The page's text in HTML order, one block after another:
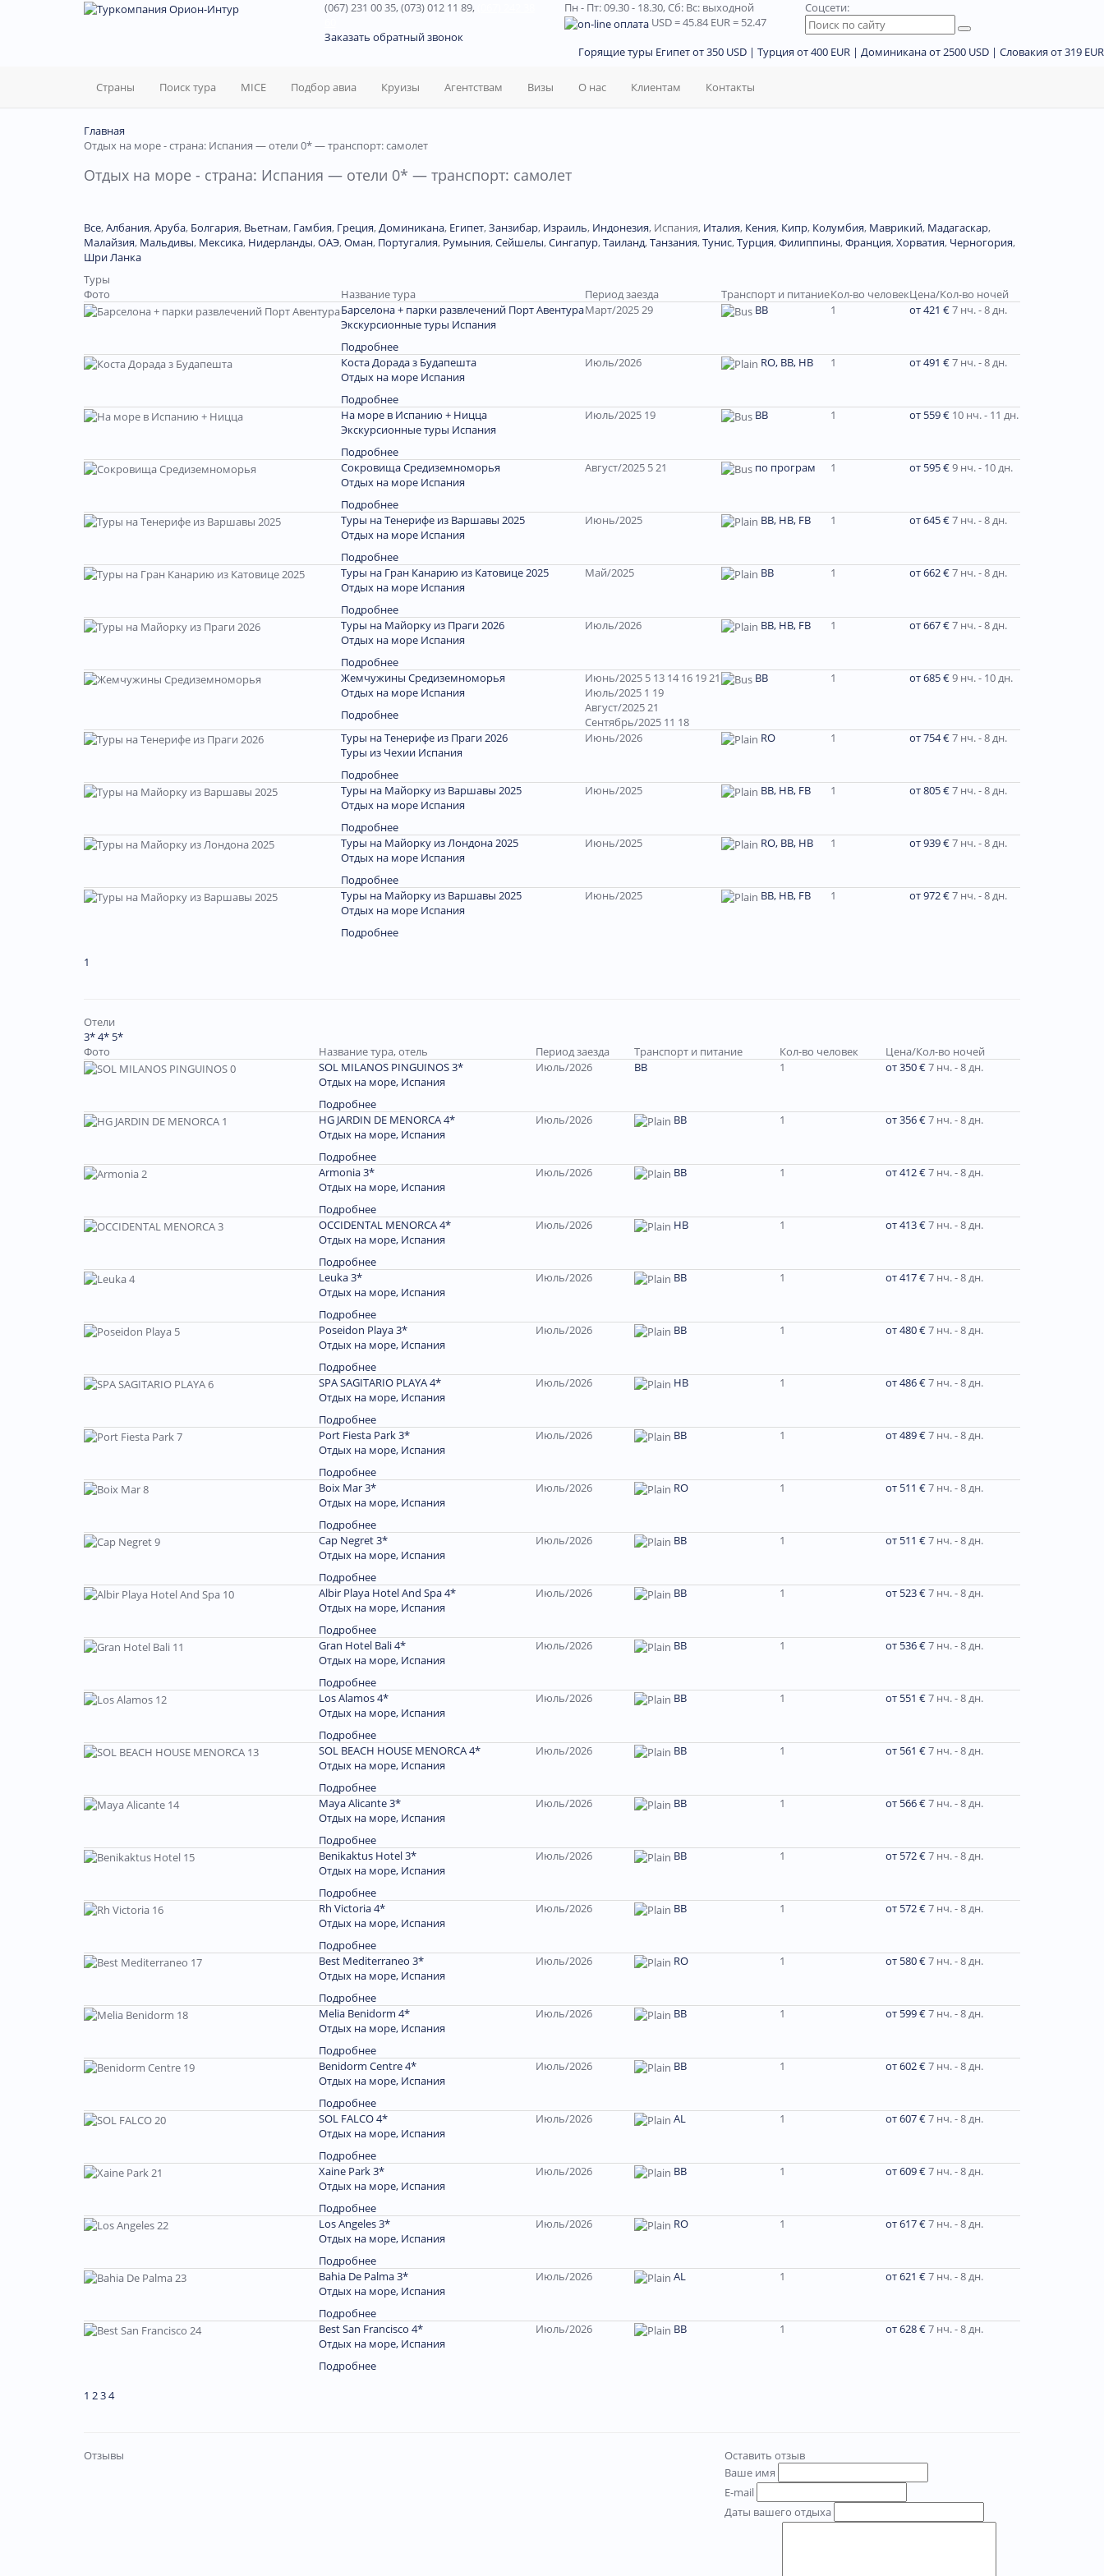
(067) 231 00 35, (073) 012 11 89,
Заказать обратный звонок
Пн - Пт: 09.30 - 18.30,Сб: Вс: выходной
USD= 45.84EUR= 52.47
Соцсети:
Горящие туры Египет от 350 USD | Турция от 400 EUR | Доминикана от 2500 USD | Словакия от 319 EUR
Страны Поиск тура MICE Подбор авиа Круизы Агентствам Визы О нас Клиентам Контакты
Главная
Отдых на море - страна: Испания — отели 0* — транспорт: самолет
Отдых на море - страна: Испания — отели 0* — транспорт: самолет
Все,Албания,Аруба, Болгария, Вьетнам, Гамбия, Греция,Доминиканa, Египет,Занзибар, Израиль, Индонезия, Испания, Италия, Кения, Кипр, Колумбия, Маврикий, Мадагаскар,
Малайзия, Мальдивы, Мексика, Нидерланды,ОАЭ,Оман, Португалия, Румыния,Сейшелы,Сингапур,Таиланд,Танзания,Тунис,Турция,Филиппины,Франция,Хорватия, Черногория,
Шри Ланка
Туры
Фото
Название тура Период заезда Транспорт и питаниеКол-во человекЦена/Кол-во ночей
Барселона + парки развлечений Порт Авентура
Экскурсионные туры Испания
Подробнее
Март/2025 29 ВВ 1 от 421 €7 нч. - 8 дн.
Коста Дорада з Будапешта
Отдых на море Испания
Подробнее
Июль/2026 RO, ВВ, HB 1 от 491 €7 нч. - 8 дн.
На море в Испанию + Ницца
Экскурсионные туры Испания
Подробнее
Июль/2025 19 ВВ 1 от 559 € 10 нч. - 11 дн.
Сокровища Средиземноморья
Отдых на море Испания
Подробнее
Август/2025 5 21 по програм 1 от 595 €9 нч. - 10 дн.
Туры на Тенерифе из Варшавы 2025
Отдых на море Испания
Подробнее
Июнь/2025 ВВ, HB, FB 1 от 645 €7 нч. - 8 дн.
Туры на Гран Канарию из Катовице 2025
Отдых на море Испания
Подробнее
Май/2025 BB 1 от 662 €7 нч. - 8 дн.
Туры на Майорку из Праги 2026
Отдых на море Испания
Подробнее
Июль/2026 ВВ, HB, FB 1 от 667 €7 нч. - 8 дн.
Жемчужины Средиземноморья
Отдых на море Испания
Подробнее
Июнь/2025 5 13 14 16 19 21
Июль/2025 1 19
Август/2025 21
Сентябрь/2025 11 18
ВВ 1 от 685 €9 нч. - 10 дн.
Туры на Тенерифе из Праги 2026
Туры из Чехии Испания
Подробнее
Июнь/2026 RO 1 от 754 €7 нч. - 8 дн.
Туры на Майорку из Варшавы 2025
Отдых на море Испания
Подробнее
Июнь/2025 ВВ, НВ, FB 1 от 805 €7 нч. - 8 дн.
Туры на Майорку из Лондона 2025
Отдых на море Испания
Подробнее
Июнь/2025 RO, BB, HB 1 от 939 €7 нч. - 8 дн.
Туры на Майорку из Варшавы 2025
Отдых на море Испания
Подробнее
Июнь/2025 ВВ, HB, FB 1 от 972 €7 нч. - 8 дн.
1
Отели
3*4* 5*
Фото
Название тура, отель Период заезда Транспорт и питание Кол-во человек
Цена/Кол-во ночей
SOL MILANOS PINGUINOS 3*
Отдых на море, Испания
Подробнее
Июль/2026 ВВ 1 от 350 €7 нч. - 8 дн.
HG JARDIN DE MENORCA 4*
Отдых на море, Испания
Подробнее
Июль/2026 ВВ 1 от 356 €7 нч. - 8 дн.
Armonia 3*
Отдых на море, Испания
Подробнее
Июль/2026 ВВ 1 от 412 €7 нч. - 8 дн.
OCCIDENTAL MENORCA 4*
Отдых на море, Испания
Подробнее
Июль/2026 НВ 1 от 413 €7 нч. - 8 дн.
Leuka 3*
Отдых на море, Испания
Подробнее
Июль/2026 BB 1 от 417 €7 нч. - 8 дн.
Poseidon Playa 3*
Отдых на море, Испания
Подробнее
Июль/2026 BB 1 от 480 €7 нч. - 8 дн.
SPA SAGITARIO PLAYA 4*
Отдых на море, Испания
Подробнее
Июль/2026 НВ 1 от 486 €7 нч. - 8 дн.
Port Fiesta Park 3*
Отдых на море, Испания
Подробнее
Июль/2026 ВВ 1 от 489 €7 нч. - 8 дн.
Boix Mar 3*
Отдых на море, Испания
Подробнее
Июль/2026 RO 1 от 511 €7 нч. - 8 дн.
Cap Negret 3*
Отдых на море, Испания
Подробнее
Июль/2026 BB 1 от 511 €7 нч. - 8 дн.
Albir Playa Hotel And Spa 4*
Отдых на море, Испания
Подробнее
Июль/2026 BB 1 от 523 €7 нч. - 8 дн.
Gran Hotel Bali 4*
Отдых на море, Испания
Подробнее
Июль/2026 BB 1 от 536 €7 нч. - 8 дн.
Los Alamos 4*
Отдых на море, Испания
Подробнее
Июль/2026 BB 1 от 551 €7 нч. - 8 дн.
SOL BEACH HOUSE MENORCA 4*
Отдых на море, Испания
Подробнее
Июль/2026 ВВ 1 от 561 €7 нч. - 8 дн.
Maya Alicante 3*
Отдых на море, Испания
Подробнее
Июль/2026 BB 1 от 566 €7 нч. - 8 дн.
Benikaktus Hotel 3*
Отдых на море, Испания
Подробнее
Июль/2026 BB 1 от 572 €7 нч. - 8 дн.
Rh Victoria 4*
Отдых на море, Испания
Подробнее
Июль/2026 BB 1 от 572 €7 нч. - 8 дн.
Best Mediterraneo 3*
Отдых на море, Испания
Подробнее
Июль/2026 RO 1 от 580 €7 нч. - 8 дн.
Melia Benidorm 4*
Отдых на море, Испания
Подробнее
Июль/2026 BB 1 от 599 €7 нч. - 8 дн.
Benidorm Centre 4*
Отдых на море, Испания
Подробнее
Июль/2026 BB 1 от 602 €7 нч. - 8 дн.
SOL FALCO 4*
Отдых на море, Испания
Подробнее
Июль/2026 AL 1 от 607 €7 нч. - 8 дн.
Xaine Park 3*
Отдых на море, Испания
Подробнее
Июль/2026 BB 1 от 609 €7 нч. - 8 дн.
Los Angeles 3*
Отдых на море, Испания
Подробнее
Июль/2026 RO 1 от 617 €7 нч. - 8 дн.
Bahia De Palma 3*
Отдых на море, Испания
Подробнее
Июль/2026 AL 1 от 621 €7 нч. - 8 дн.
Best San Francisco 4*
Отдых на море, Испания
Подробнее
Июль/2026 BB 1 от 628 €7 нч. - 8 дн.
1 234
Отзывы
Оставить отзыв
Ваше имя
E-mail
Даты вашего отдыха